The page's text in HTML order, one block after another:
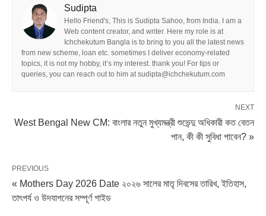
Sudipta
Hello Friend's, This is Sudipta Sahoo, from India. I am a
Web content creator, and writer. Here my role is at
Ichchekutum Bangla is to bring to you all the latest news
from new scheme, loan etc. sometimes I deliver economy-related
topics, it is not my hobby, it’s my interest. thank you! For tips or
queries, you can reach out to him at sudipta@ichchekutum.com
NEXT
West Bengal New CM: বাংলার নতুন মুখ্যমন্ত্রী শুভেন্দু অধিকারী কত বেতন
পান, কী কী সুবিধা পাবেন? »
PREVIOUS
« Mothers Day 2026 Date ২০২৬ সালের মাতৃ দিবসের তারিখ, ইতিহাস,
তাৎপর্য ও উদযাপনের সম্পূর্ণ গাইড